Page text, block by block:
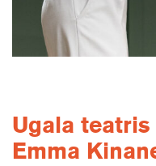
Ugala
Emma